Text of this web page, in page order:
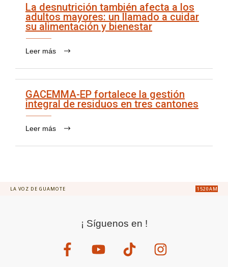
La desnutrición también afecta a los
adultos mayores: un llamado a cuidar
su alimentación y bienestar
Leer más
GACEMMA-EP fortalece la gestión
integral de residuos en tres cantones
Leer más
LA VOZ DE GUAMOTE 1520AM
¡ Síguenos en !